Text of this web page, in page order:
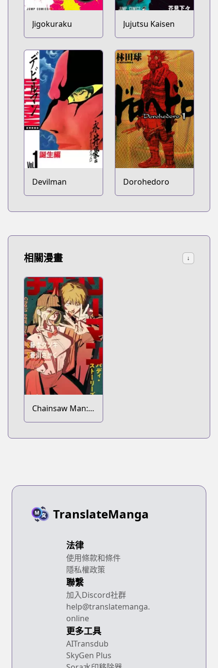
Jigokuraku Jujutsu Kaisen
Devilman Dorohedoro
相關漫畫 ↓
Chainsaw Man:
Buddy Stories
TranslateManga
法律
使用條款和條件
隱私權政策
聯繫
加入Discord社群
help@translatemanga.
online
更多工具
AITransdub
SkyGen Plus